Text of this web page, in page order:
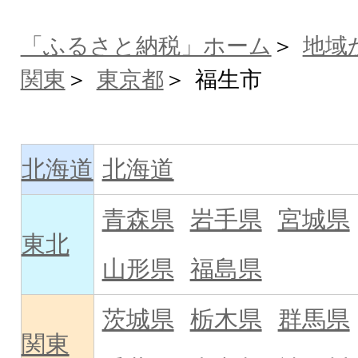
「ふるさと納税」ホーム
地域
関東
東京都 福生市
北海道 北海道
東北
青森県 岩手県
宮城県
山形県
福島県
関東
茨城県 栃木県
群馬県